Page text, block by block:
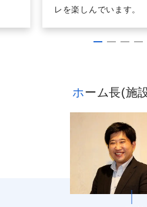
レを楽しんでいます。
ホーム長(施